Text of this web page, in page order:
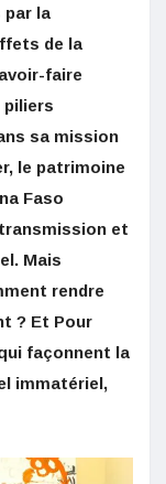
la
de la
faire
piliers
sa mission
le patrimoine
Faso
et
Mais
rendre
? Et Pour
façonnent la
immatériel,